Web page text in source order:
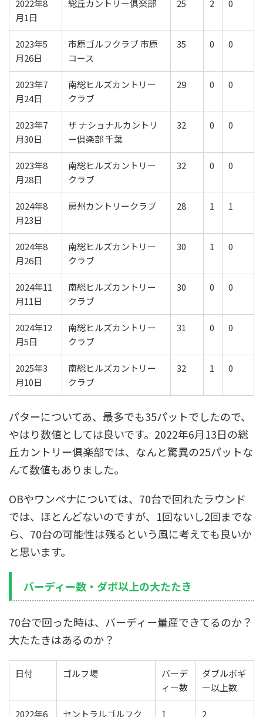
2022年8
月1日
総丘カントリー俱楽部 25 2 0
2023年5
月26日
市原ゴルフクラブ 市原
コース
35 0 0
2023年7
月24日
南総ヒルズカントリー
クラブ
29 0 0
2023年7
月30日
ザ ナショナルカントリ
ー倶楽部 千葉
32 0 0
2023年8
月28日
南総ヒルズカントリー
クラブ
32 0 0
2024年8
月23日
房州カントリークラブ 28 1 1
2024年8
月26日
南総ヒルズカントリー
クラブ
30 1 0
2024年11
月11日
南総ヒルズカントリー
クラブ
30 0 0
2024年12
月5日
南総ヒルズカントリー
クラブ
31 0 0
2025年3
月10日
南総ヒルズカントリー
クラブ
32 1 0
パターについてあ、最多でも35パットでしたので、
やはり数値としては良いです。2022年6月13日の総
丘カントリー俱楽部では、なんと驚異の25パットな
んて数値もありました。
OBやワンペナについては、70台で回れたラウンド
では、ほとんどないのですが、1回ないし2回までな
ら、70台の可能性は残るという風に考えても良いか
と思います。
バーディー数・ダボ以上の大たたき
70台で回った時は、バーディー量産できてるのか？
大たたきはあるのか？
日付 ゴルフ場
バーデ
ィー数
ダブルボギ
ー以上数
2022年6
セントラルゴルフク
1 2